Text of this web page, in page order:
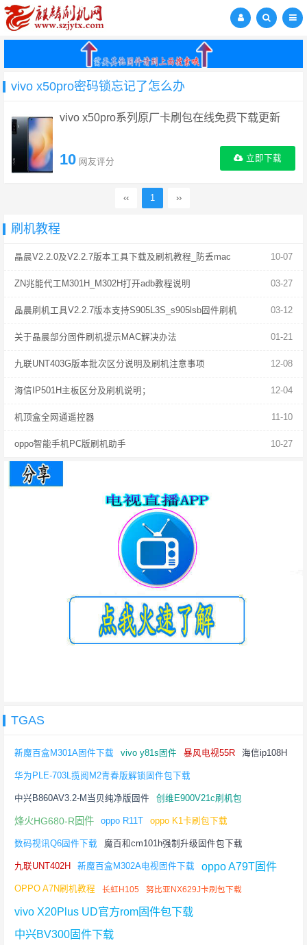
vivo x50pro密码锁忘记了怎么办
vivo x50pro系列原厂卡刷包在线免费下载更新
10 网友评分 立即下载
‹‹ 1 ››
刷机教程
10-07
晶晨V2.2.0及V2.2.7版本工具下载及刷机教程_防丢mac
03-27
ZN兆能代工M301H_M302H打开adb教程说明
03-12
晶晨刷机工具V2.2.7版本支持S905L3S_s905lsb固件刷机
01-21
关于晶晨部分固件刷机提示MAC解决办法
12-08
九联UNT403G版本批次区分说明及刷机注意事项
12-04
海信IP501H主板区分及刷机说明；
11-10
机顶盒全网通遥控器
10-27
oppo智能手机PC版刷机助手
TGAS
新魔百盒M301A固件下载 vivo y81s固件 暴风电视55R 海信ip108H
华为PLE-703L揽阅M2青春版解锁固件包下载
中兴B860AV3.2-M当贝纯净版固件 创维E900V21c刷机包
烽火HG680-R固件 oppo R11T oppo K1卡刷包下载
数码视讯Q6固件下载 魔百和cm101h强制升级固件包下载
九联UNT402H 新魔百盒M302A电视固件下载 oppo A79T固件
OPPO A7N刷机教程 长虹H105 努比亚NX629J卡刷包下载
vivo X20Plus UD官方rom固件包下载
中兴BV300固件下载